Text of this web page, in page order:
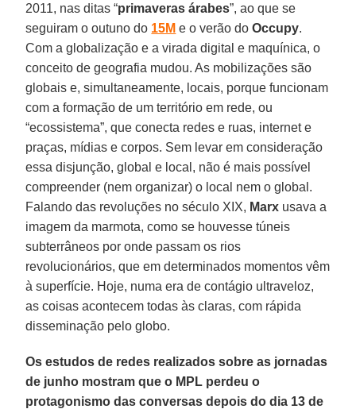
2011, nas ditas “primaveras árabes”, ao que se
seguiram o outuno do 15M e o verão doOccupy.
Com a globalização e a virada digital e maquínica, o
conceito de geografia mudou. As mobilizações são
globais e, simultaneamente, locais, porque funcionam
com a formação de um território em rede, ou
“ecossistema”, que conecta redes e ruas, internet e
praças, mídias e corpos. Sem levar em consideração
essa disjunção, global e local, não é mais possível
compreender (nem organizar) o local nem o global.
Falando das revoluções no século XIX, Marx usava a
imagem da marmota, como se houvesse túneis
subterrâneos por onde passam os rios
revolucionários, que em determinados momentos vêm
à superfície. Hoje, numa era de contágio ultraveloz,
as coisas acontecem todas às claras, com rápida
disseminação pelo globo.
Os estudos de redes realizados sobre as jornadas
de junho mostram que o MPL perdeu o
protagonismo das conversas depois do dia 13 de